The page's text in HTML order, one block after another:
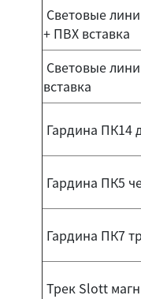
Световые
+ ПВХ вставка
Световые
вставка
Гардина ПК14
Гардина ПК5
Гардина ПК7
Трек Slott